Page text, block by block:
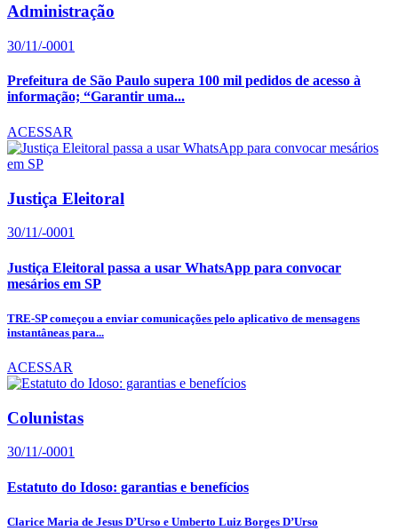
Administração
30/11/-0001
Prefeitura de São Paulo supera 100 mil pedidos de acesso à
informação; “Garantir uma...
ACESSAR
Justiça Eleitoral
30/11/-0001
Justiça Eleitoral passa a usar WhatsApp para convocar
mesários em SP
TRE-SP começou a enviar comunicações pelo aplicativo de mensagens
instantâneas para...
ACESSAR
Colunistas
30/11/-0001
Estatuto do Idoso: garantias e benefícios
Clarice Maria de Jesus D’Urso e Umberto Luiz Borges D’Urso